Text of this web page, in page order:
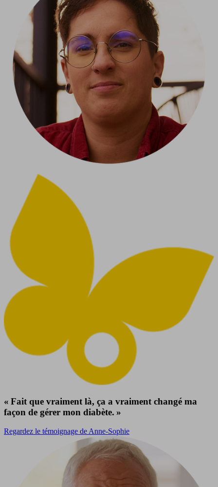
« Fait que vraiment là, ça a vraiment changé ma
façon de gérer mon diabète. »
Regardez le témoignage de Anne-Sophie